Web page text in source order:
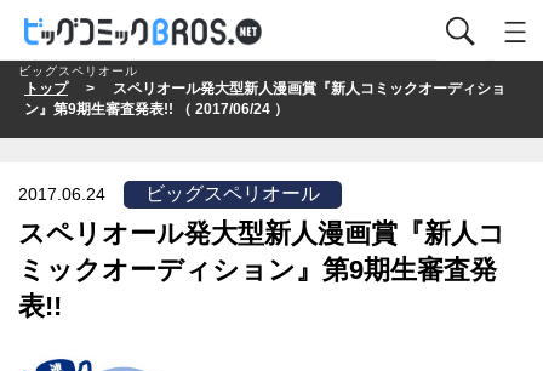
トップ> スペリオール発大型新人漫画賞『新人コミックオーディショ
ン』第9期生審査発表!! （ 2017/06/24 ）
ビッグスペリオール
2017.06.24
スペリオール発大型新人漫画賞『新人コ
ミックオーディション』第9期生審査発
表!!
ビッグスペリオール